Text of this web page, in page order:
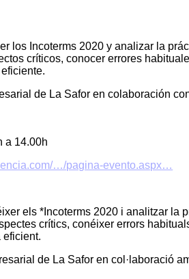
los Incoterms 2020 y analizar la
críticos, conocer errores
de La Safor en colaboración
a 14.00h
…/pagina-evento.aspx…
els *Incoterms 2020 i analitzar la
crítics, conéixer errors
eficient.
de La Safor en col·laboració